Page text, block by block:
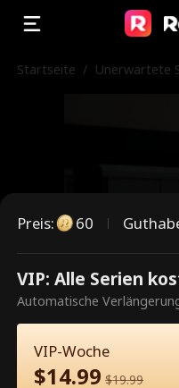
Startseite / Unerwartete
Dies ist
Episode.
Preis: 60
VIP: Alle Serien
Automatische
VIP-Woche
$14.99 $19.99